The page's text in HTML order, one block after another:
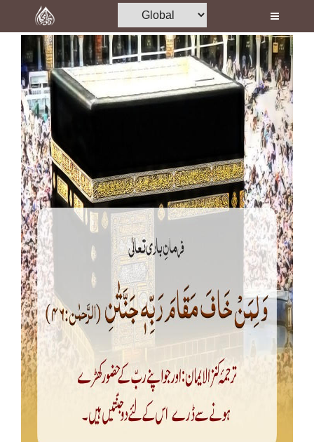
Home
Al-Quran
Books
Media
Madani Channel
Volunteer Portal
Rohani Ilaj
Donation
Blog
Magazine
Departments
Our Websites
More